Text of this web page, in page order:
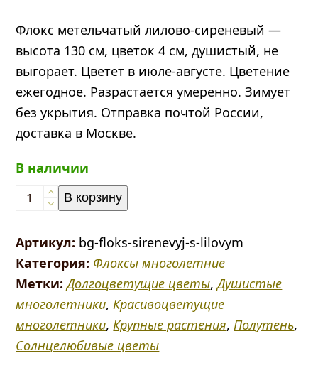
Флокс метельчатый лилово-сиреневый —
высота 130 см, цветок 4 см, душистый, не
выгорает. Цветет в июле-августе. Цветение
ежегодное. Разрастается умеренно. Зимует
без укрытия. Отправка почтой России,
доставка в Москве.
В наличии
Количество
товара
Флокс
сиреневый
(на
В корзину
Артикул: bg-floks-sirenevyj-s-lilovym
Категория: Флоксы многолетние
Метки: Долгоцветущие цветы,Душистые
многолетники, Красивоцветущие
многолетники, Крупные растения, Полутень,
Солнцелюбивые цветы